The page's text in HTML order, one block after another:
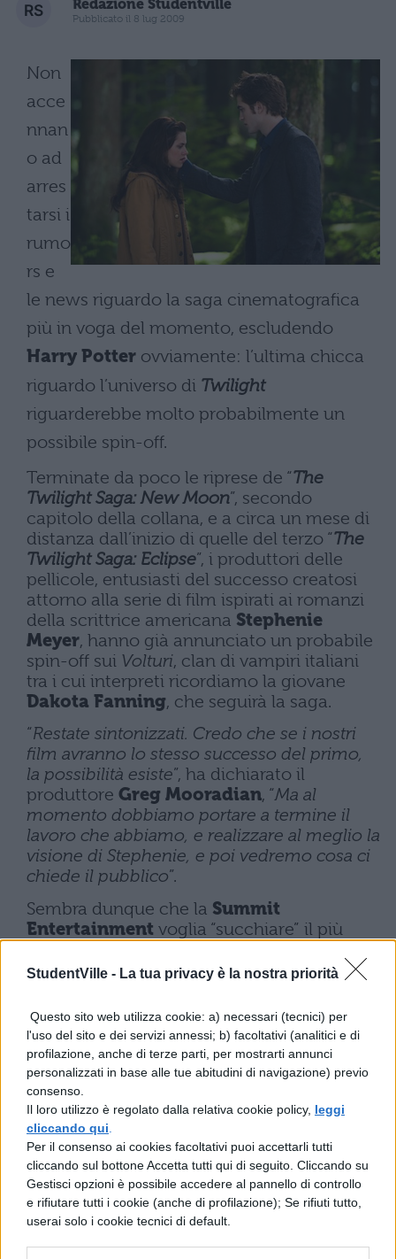
StudentVille - La tua privacy è la nostra priorità
Questo sito web utilizza cookie: a) necessari (tecnici) per
l'uso del sito e dei servizi annessi; b) facoltativi (analitici e di
profilazione, anche di terze parti, per mostrarti annunci
personalizzati in base alle tue abitudini di navigazione) previo
consenso.
Il loro utilizzo è regolato dalla relativa cookie policy, leggi
cliccando qui
Per il consenso ai cookies facoltativi puoi accettarli tutti
cliccando sul bottone Accetta tutti qui di seguito. Cliccando su
Gestisci opzioni è possibile accedere al pannello di controllo
e rifiutare tutti i cookie (anche di profilazione); Se rifiuti tutto,
userai solo i cookie tecnici di default.
Redazione Studentville
Pubblicato il 8 lug 2009
Non
acce
nnan
o ad
arres
tarsi i
rumo
rs e
le news riguardo la saga cinematografica
più in voga del momento, escludendo
Harry Potter ovviamente: l’ultima chicca
riguardo l’universo di Twilight
riguarderebbe molto probabilmente un
possibile spin-off.
Terminate da poco le riprese de “The
Twilight Saga: New Moon”, secondo
capitolo della collana, e a circa un mese di
distanza dall’inizio di quelle del terzo “The
Twilight Saga: Eclipse”, i produttori delle
pellicole, entusiasti del successo creatosi
attorno alla serie di film ispirati ai romanzi
della scrittrice americana Stephenie
Meyer, hanno già annunciato un probabile
spin-off sui Volturi, clan di vampiri italiani
tra i cui interpreti ricordiamo la giovane
Dakota Fanning, che seguirà la saga.
“Restate sintonizzati. Credo che se i nostri
film avranno lo stesso successo del primo,
la possibilità esiste”, ha dichiarato il
produttore Greg Mooradian, “Ma al
momento dobbiamo portare a termine il
lavoro che abbiamo, e realizzare al meglio la
visione di Stephenie, e poi vedremo cosa ci
chiede il pubblico”.
Sembra dunque che la Summit
Entertainment voglia “succhiare” il più
aver valutato l’enorme potenziale del
l’attesoNew Mooni botteghini annunciano
già cifre da capogiro, paragonabili a quelle
di un kolossal. Non si conosce comunque
ancora l’entità di questo lavoro parallelo,
molto probabilmente la scelta ricadrà su di
una serie televisiva. Ciò che ci si chiede
adesso è se in questo serial-sequel non
compariranno anche i nostri amati
protagonistiEdward Cullen, Bella Swane
Jacob , dei quali i fans sentiranno molto la
mancanza.